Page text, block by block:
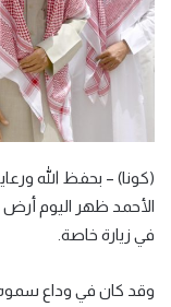
(كونا) – بحفظ الله
الأحمد ظهر اليوم أرض
في زيارة خاصة.
وقد كان في وداع